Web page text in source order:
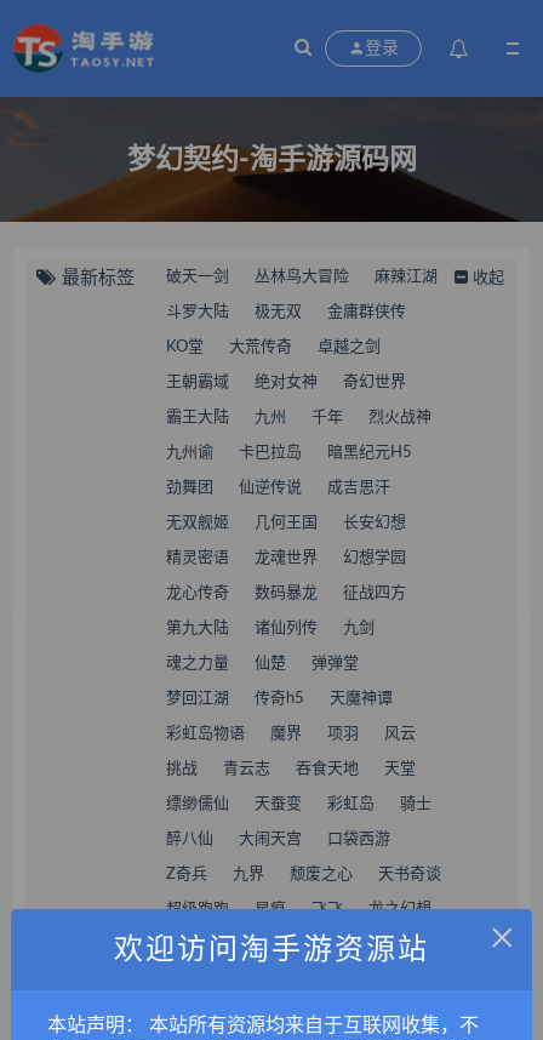
登录
梦幻契约-淘手游源码网
最新标签 破天一剑 丛林鸟大冒险 麻辣江湖
斗罗大陆 极无双 金庸群侠传
KO堂 大荒传奇 卓越之剑
王朝霸域 绝对女神 奇幻世界
霸王大陆 九州 千年 烈火战神
九州谕 卡巴拉岛 暗黑纪元H5
劲舞团 仙逆传说 成吉思汗
无双舰姬 几何王国 长安幻想
精灵密语 龙魂世界 幻想学园
龙心传奇 数码暴龙 征战四方
第九大陆 诸仙列传 九剑
魂之力量 仙楚 弹弹堂
梦回江湖 传奇h5 天魔神谭
彩虹岛物语 魔界 项羽 风云
挑战 青云志 吞食天地 天堂
缥缈儒仙 天蚕变 彩虹岛 骑士
醉八仙 大闹天宫 口袋西游
Z奇兵 九界 颓废之心 天书奇谈
超级跑跑 星痕 飞飞 龙之幻想
灵魂回响 灵魂武器 艾尔之光
契约战歌 完美国际 龙武
收起
×
欢迎访问淘手游资源站
本站声明： 本站所有资源均来自于互联网收集，不